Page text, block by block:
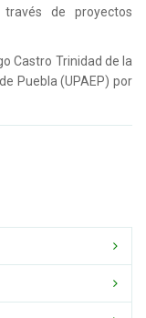
de proyectos
Castro Trinidad de la
Puebla (UPAEP) por